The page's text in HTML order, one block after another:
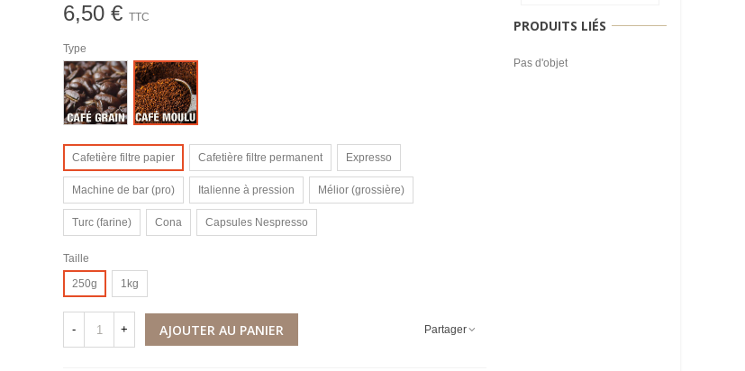
6,50 € TTC
Type
Grain
Moulu
Cafetière filtre papier Cafetière filtre permanent Expresso
Machine de bar (pro) Italienne à pression Mélior (grossière)
Turc (farine) Cona Capsules Nespresso
Taille
250g
1kg
- + AJOUTER AU PANIER Partager
PRODUITS LIÉS
Pas d'objet